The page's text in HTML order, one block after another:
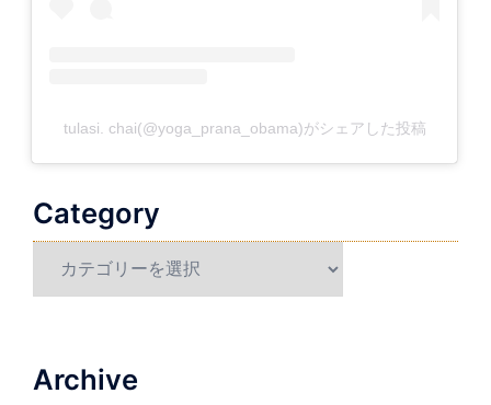
tulasi. chai(@yoga_prana_obama)がシェアした投稿
Category
Archive